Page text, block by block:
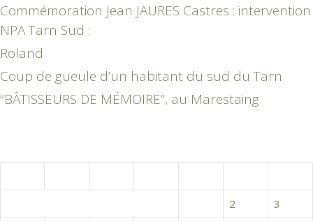
Commémoration Jean JAURES Castres : intervention
NPA Tarn Sud :
Roland
Coup de gueule d’un habitant du sud du Tarn
“BÂTISSEURS DE MÉMOIRE”, au Marestaing
2
3